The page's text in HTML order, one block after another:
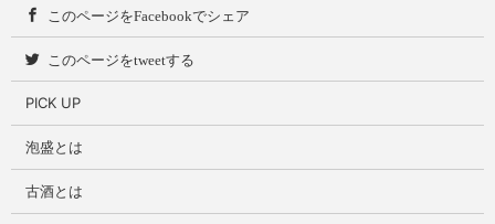
このページをFacebookでシェア
このページをtweetする
PICK UP
泡盛とは
古酒とは